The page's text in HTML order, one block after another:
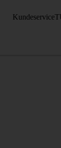
Kundeservice